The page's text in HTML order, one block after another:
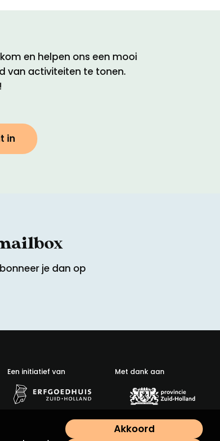
Akkoord
en helpen ons een mooi
van activiteiten te tonen.
in
je dan op
Een initiatief van Met dank aan